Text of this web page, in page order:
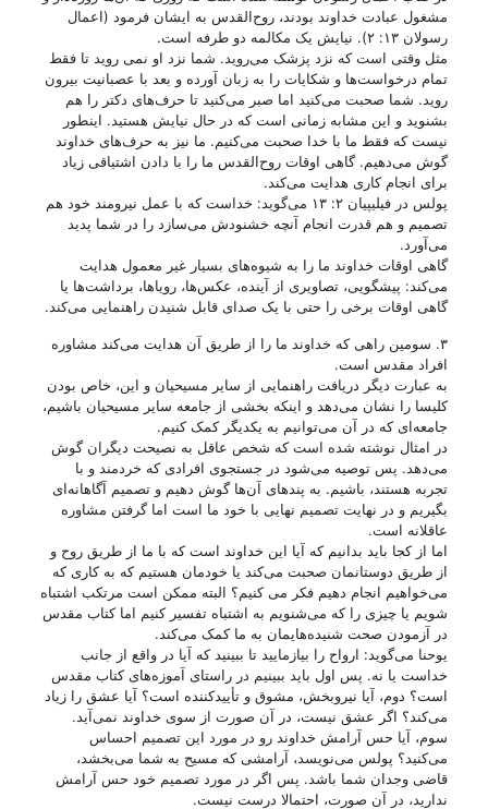
مشغول عبادت خداوند بودند، روح‌القدس به ایشان فرمود (اعمال
رسولان ۱۳: ۲). نیایش یک مکالمه دو طرفه است.
مثل وقتی است که نزد پزشک می‌روید. شما نزد او نمی روید تا فقط
تمام درخواست‌ها و شکایات را به زبان آورده و بعد با عصبانیت بیرون
روید. شما صحبت می‌کنید اما صبر می‌کنید تا حرف‌های دکتر را هم
بشنوید و این مشابه زمانی است که در حال نیایش هستید. اینطور
نیست که فقط ما با خدا صحبت می‌کنیم. ما نیز به حرف‌های خداوند
گوش می‌دهیم. گاهی اوقات روح‌القدس ما را با دادن اشتیاقی زیاد
برای انجام کاری هدایت می‌کند.
پولس در فیلیپیان ۲: ۱۳ می‌گوید: خداست که با عمل نیرومند خود هم
تصمیم و هم قدرت انجام آنچه خشنودش می‌سازد را در شما پدید
می‌آورد.
گاهی اوقات خداوند ما را به شیوه‌های بسیار غیر معمول هدایت
می‌کند: پیشگویی، تصاویری از آینده، عکس‌ها، رویاها، برداشت‌ها یا
گاهی اوقات برخی را حتی با یک صدای قابل شنیدن راهنمایی می‌کند.
۳. سومین راهی که خداوند ما را از طریق آن هدایت می‌کند مشاوره
افراد مقدس است.
به عبارت دیگر دریافت راهنمایی از سایر مسیحیان و این، خاص بودن
کلیسا را نشان می‌دهد و اینکه بخشی از جامعه سایر مسیحیان باشیم،
جامعه‌ای که در آن می‌توانیم به یکدیگر کمک کنیم.
در امثال نوشته شده است که شخص عاقل به نصیحت دیگران گوش
می‌دهد. پس توصیه می‌شود در جستجوی افرادی که خردمند و با
تجربه هستند، باشیم. به پندهای آن‌ها گوش دهیم و تصمیم آگاهانه‌ای
بگیریم و در نهایت تصمیم نهایی با خود ما است اما گرفتن مشاوره
عاقلانه است.
اما از کجا باید بدانیم که آیا این خداوند است که با ما از طریق روح و
از طریق دوستانمان صحبت می‌کند یا خودمان هستیم که به کاری که
می‌خواهیم انجام دهیم فکر می کنیم؟ البته ممکن است مرتکب اشتباه
شویم یا چیزی را که می‌شنویم به اشتباه تفسیر کنیم اما کتاب مقدس
در آزمودن صحت شنیده‌هایمان به ما کمک می‌کند.
یوحنا می‌گوید: ارواح را بیازمایید تا ببینید که آیا در واقع از جانب
خداست یا نه. پس اول باید ببینیم در راستای آموزه‌های کتاب مقدس
است؟ دوم، آیا نیروبخش، مشوق و تأییدکننده است؟ آیا عشق را زیاد
می‌کند؟ اگر عشق نیست، در آن صورت از سوی خداوند نمی‌آید.
سوم، آیا حس آرامش خداوند رو در مورد این تصمیم احساس
می‌کنید؟ پولس می‌نویسد، آرامشی که مسیح به شما می‌بخشد،
قاضی وجدان شما باشد. پس اگر در مورد تصمیم خود حس آرامش
ندارید، در آن صورت، احتمالا درست نیست.